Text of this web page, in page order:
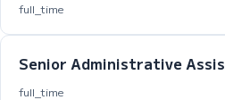
full_time
Senior Administrative
full_time